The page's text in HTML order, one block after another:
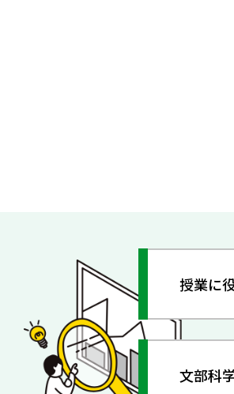
授業に
文部科